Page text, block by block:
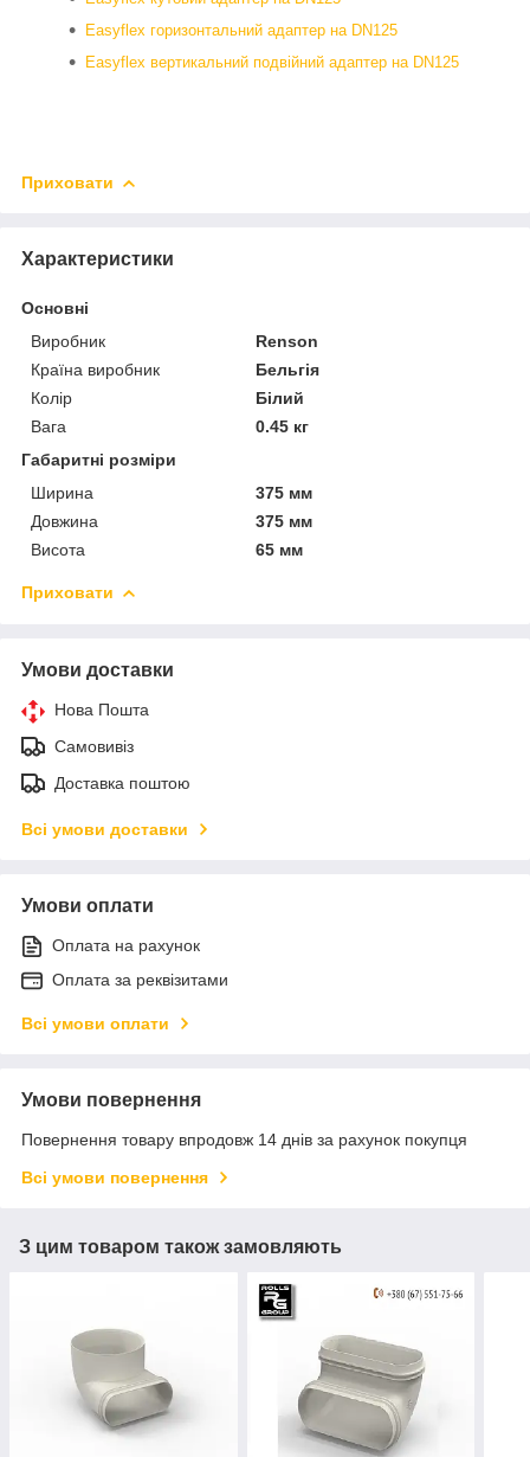
Easyflex горизонтальний адаптер на DN125
Easyflex вертикальний подвійний адаптер на DN125
Приховати
Характеристики
Основні
Виробник
Renson
Країна виробник
Бельгія
Колір
Білий
Вага
0.45 кг
Габаритні розміри
Ширина
375 мм
Довжина
375 мм
Висота
65 мм
Приховати
Умови доставки
Нова Пошта
Самовивіз
Доставка поштою
Всі умови доставки
Умови оплати
Оплата на рахунок
Оплата за реквізитами
Всі умови оплати
Умови повернення
Повернення товару впродовж 14 днів за рахунок покупця
Всі умови повернення
З цим товаром також замовляють